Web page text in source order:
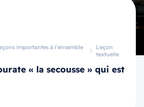
importantes à l’ensemble
Leçon
textuelle
« la secousse » qui est